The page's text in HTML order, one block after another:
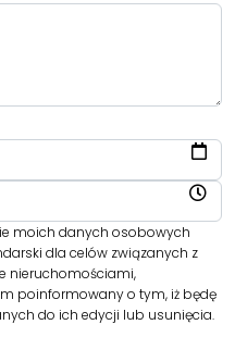
moich danych osobowych
dla celów związanych z
nieruchomościami,
poinformowany o tym, iż będę
do ich edycji lub usunięcia.